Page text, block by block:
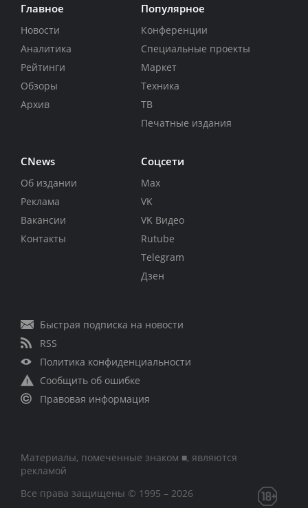
Главное
Новости
Аналитика
Рейтинги
Обзоры
Архив
Популярное
Конференции
Специальные проекты
Маркет
Техника
ТВ
Печатные издания
CNews
Об издании
Реклама
Вакансии
Контакты
Соцсети
Max
VK
VK Видео
Rutube
Telegram
Дзен
Быстрая подписка на новости
RSS
Политика конфиденциальности
Сообщить об ошибке
Правовая информация
Материалы, помеченные знаком ■, являются
рекламой
Все права защищены © 1995 – 2026